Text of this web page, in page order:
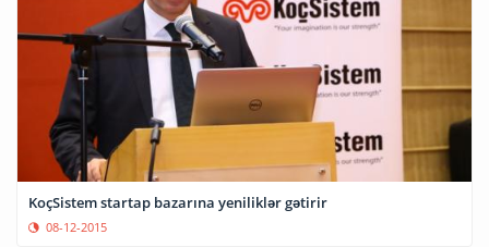
KoçSistem startap bazarına yeniliklər gətirir
08-12-2015